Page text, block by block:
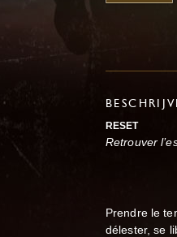
RESET
Retrouver
Prendre le
délester, se